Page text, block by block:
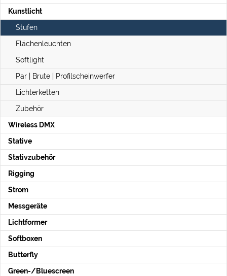
Kunstlicht
Stufen
Flächenleuchten
Softlight
Par | Brute | Profilscheinwerfer
Lichterketten
Zubehör
Wireless DMX
Stative
Stativzubehör
Rigging
Strom
Messgeräte
Lichtformer
Softboxen
Butterfly
Green-/Bluescreen